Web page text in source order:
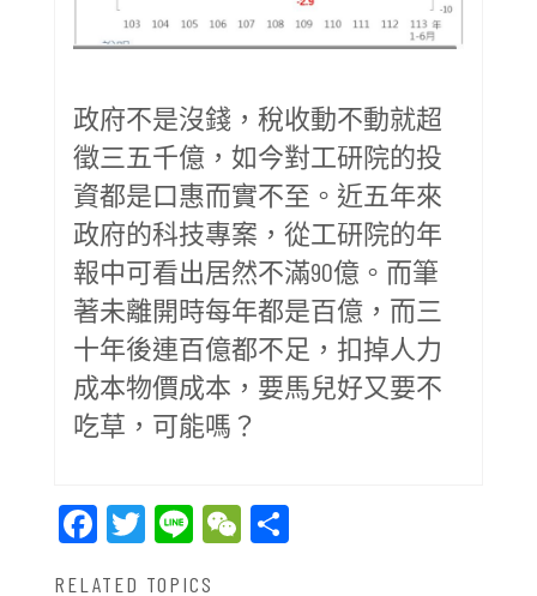
政府不是沒錢，稅收動不動就超
徵三五千億，如今對工研院的投
資都是口惠而實不至。近五年來
政府的科技專案，從工研院的年
報中可看出居然不滿90億。而筆
著未離開時每年都是百億，而三
十年後連百億都不足，扣掉人力
成本物價成本，要馬兒好又要不
吃草，可能嗎？
Facebook
Twitter
LineWeChat
RELATED TOPICS